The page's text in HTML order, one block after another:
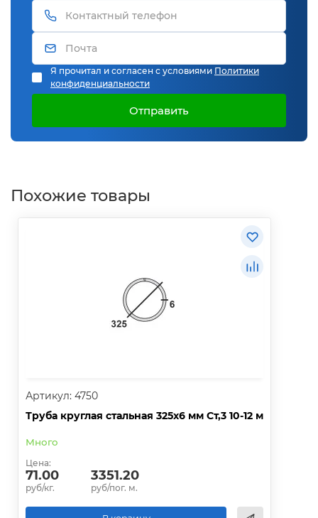
Я прочитал и согласен с условиями Политики
конфиденциальности
Отправить
Похожие товары
Артикул: 4750
Труба круглая стальная 325х6 мм Ст,3 10-12 м
Много
Цена:
71.00
руб/кг.
3351.20
руб/пог. м.